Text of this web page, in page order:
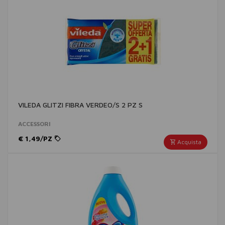
VILEDA GLITZI FIBRA VERDEO/S 2 PZ S
ACCESSORI
Acquista
€ 1,49/PZ